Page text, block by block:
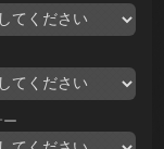
ー